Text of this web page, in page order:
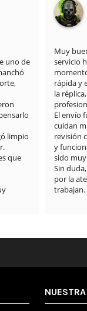
uno de
limpio
que
Muy
servicio
rápida y
la
El envío
cuidan
revisión
y
sido
Sin
por la
trabajan.